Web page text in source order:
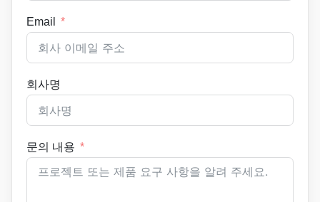
Email
회사명
문의 내용